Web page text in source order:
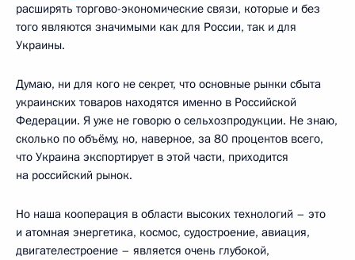
расширять торгово-экономические связи, которые и без
того являются значимыми как для России, так и для
Украины.
Думаю, ни для кого не секрет, что основные рынки сбыта
украинских товаров находятся именно в Российской
Федерации. Я уже не говорю о сельхозпродукции. Не знаю,
сколько по объёму, но, наверное, за 80 процентов всего,
что Украина экспортирует в этой части, приходится
на российский рынок.
Но наша кооперация в области высоких технологий – это
и атомная энергетика, космос, судостроение, авиация,
двигателестроение – является очень глубокой,